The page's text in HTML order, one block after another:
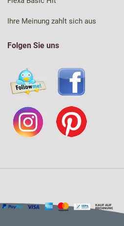
Ihre Meinung zahlt sich aus
Folgen Sie uns